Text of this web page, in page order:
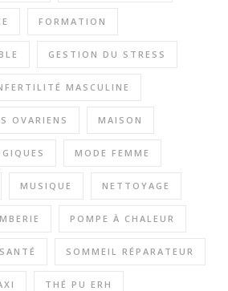
FORMATION
GESTION DU STRESS
MASCULINE
OVARIENS MAISON
MODE FEMME
MUSIQUE NETTOYAGE
POMPE À CHALEUR
SANTÉ SOMMEIL RÉPARATEUR
THÉ PU ERH